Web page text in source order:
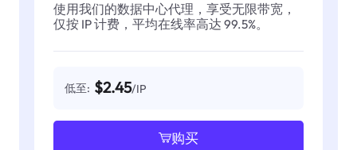
使用我们的数据中心代理，享受无限带宽，
仅按 IP 计费，平均在线率高达 99.5%。
低至: $2.45/IP
购买